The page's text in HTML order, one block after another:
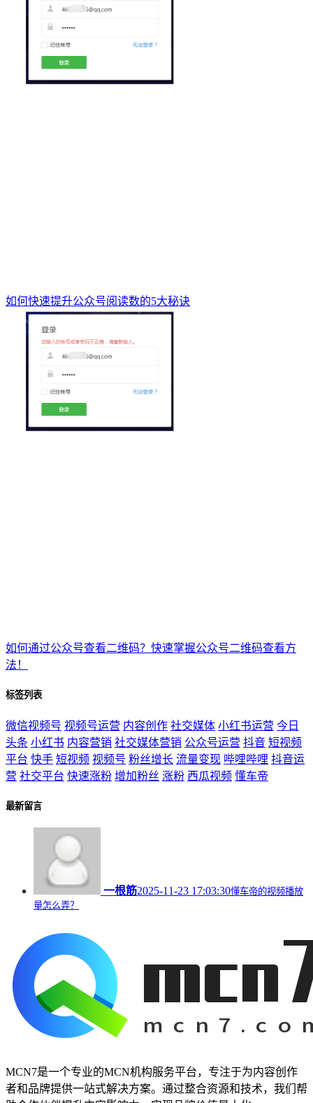
如何快速提升公众号阅读数的5大秘诀
如何通过公众号查看二维码？快速掌握公众号二维码查看方
法！
标签列表
微信视频号 视频号运营 内容创作 社交媒体 小红书运营 今日
头条 小红书 内容营销 社交媒体营销 公众号运营 抖音 短视频
平台 快手 短视频 视频号 粉丝增长 流量变现 哔哩哔哩 抖音运
营 社交平台 快速涨粉 增加粉丝 涨粉 西瓜视频 懂车帝
最新留言
一根筋2025-11-23 17:03:30懂车帝的视频播放
量怎么弄？
MCN7是一个专业的MCN机构服务平台，专注于为内容创作
者和品牌提供一站式解决方案。通过整合资源和技术，我们帮